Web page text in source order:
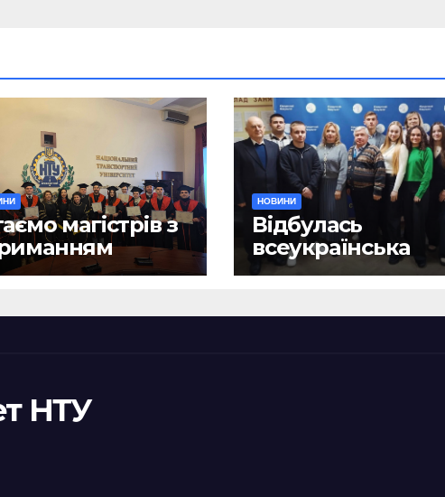
магістрів з
НОВИНИ
Відбулась
всеукраїнська
науково-
«Сучасні
НТУ